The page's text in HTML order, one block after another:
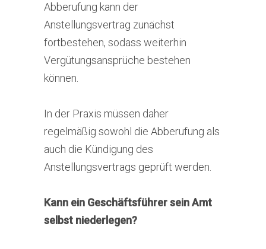
Abberufung kann der
Anstellungsvertrag zunächst
fortbestehen, sodass weiterhin
Vergütungsansprüche bestehen
können.
In der Praxis müssen daher
regelmäßig sowohl die Abberufung als
auch die Kündigung des
Anstellungsvertrags geprüft werden.
Kann ein Geschäftsführer sein Amt
selbst niederlegen?